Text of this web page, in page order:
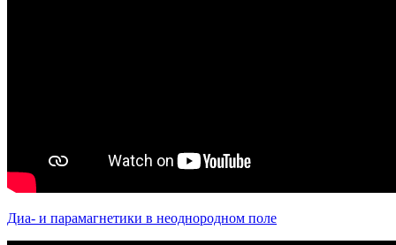
Диа- и парамагнетики в неоднородном поле